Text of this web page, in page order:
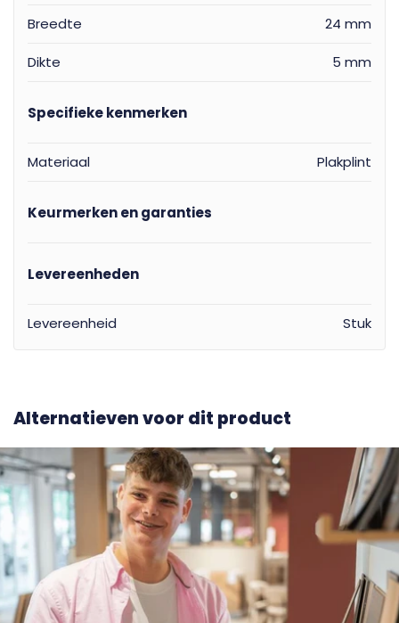
Breedte 24 mm
Dikte 5 mm
Specifieke kenmerken
Materiaal Plakplint
Keurmerken en garanties
Levereenheden
Levereenheid Stuk
Alternatieven voor dit product